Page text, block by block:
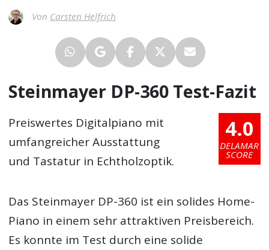
Von Carsten Helfrich
Steinmayer DP-360 Test-Fazit
4.0
DELAMAR
SCORE
Preiswertes Digitalpiano mit
umfangreicher Ausstattung
und Tastatur in Echtholzoptik.
Das Steinmayer DP-360 ist ein solides Home-
Piano in einem sehr attraktiven Preisbereich.
Es konnte im Test durch eine solide